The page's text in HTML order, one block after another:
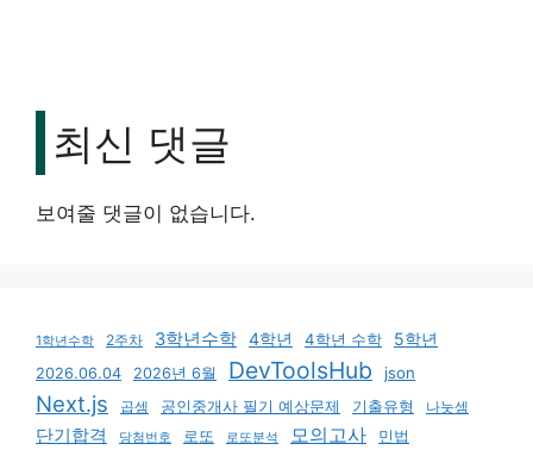
최신 댓글
보여줄 댓글이 없습니다.
1학년수학 2주차 3학년수학 4학년 4학년 수학 5학년
2026.06.04 2026년 6월 DevToolsHub json
Next.js 곱셈 공인중개사 필기 예상문제 기출유형 나눗셈
단기합격 당첨번호 로또 로또분석 모의고사
민법